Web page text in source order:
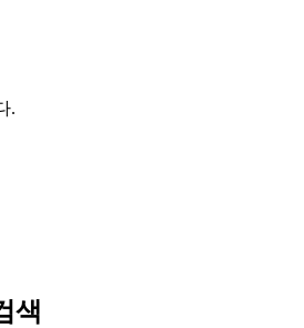
.
색